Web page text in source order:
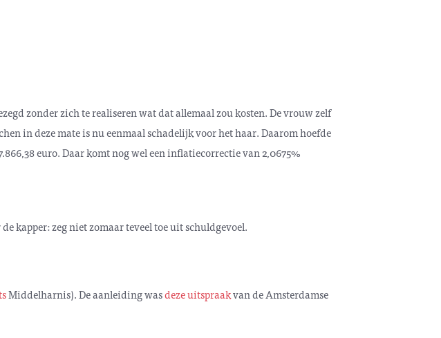
zonder zich te realiseren wat dat allemaal zou kosten. De vrouw zelf
in deze mate is nu eenmaal schadelijk voor het haar. Daarom hoefde
euro. Daar komt nog wel een inflatiecorrectie van 2,0675%
kapper: zeg niet zomaar teveel toe uit schuldgevoel.
Middelharnis). De aanleiding wasdeze uitspraakvan de Amsterdamse